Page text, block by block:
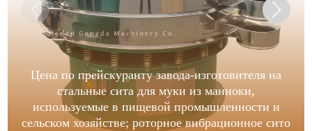
Цена по прейскуранту завода-изготовителя на
стальные сита для муки из маниоки,
используемые в пищевой промышленности и
сельском хозяйстве; роторное вибрационное сито